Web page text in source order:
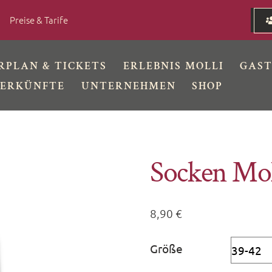
Preise & Tarife
& TICKETS ERLEBNIS MOLLI
UNTERNEHMEN SHOP
Socken
8,90€
Größe